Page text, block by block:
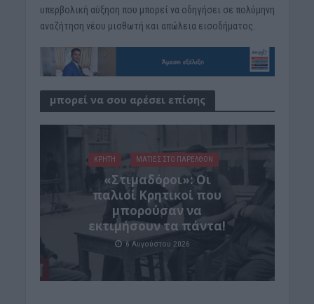
υπερβολική αύξηση που μπορεί να οδηγήσει σε πολύμηνη
αναζήτηση νέου μισθωτή και απώλεια εισοδήματος.
μπορεί να σου αρέσει επίσης
ΚΡΗΤΗ ΜΑΤΙΕΣ ΣΤΟ ΠΑΡΕΛΘΟΝ
«Στιμαδόροι»: Οι
παλιοί Κρητικοί που
μπορούσαν να
εκτιμήσουν τα πάντα!
6 Αυγούστου 2026